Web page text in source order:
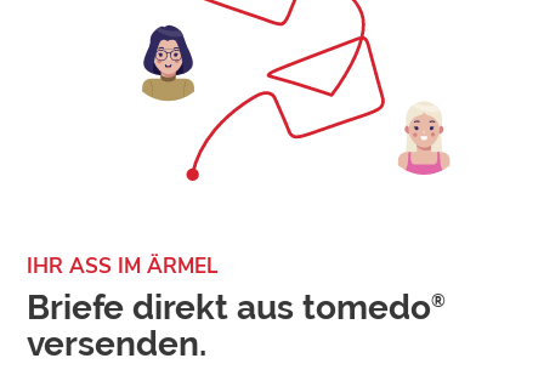
IHR ASS IM ÄRMEL
Briefe direkt aus tomedo®
versenden.